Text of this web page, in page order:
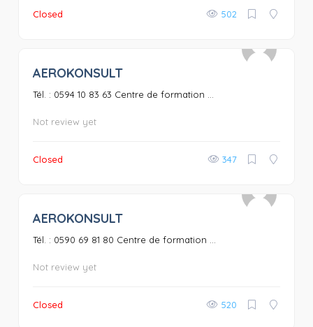
Closed 502
AEROKONSULT
Tél. : 0594 10 83 63 Centre de formation ...
Not review yet
Closed 347
AEROKONSULT
Tél. : 0590 69 81 80 Centre de formation ...
Not review yet
Closed 520